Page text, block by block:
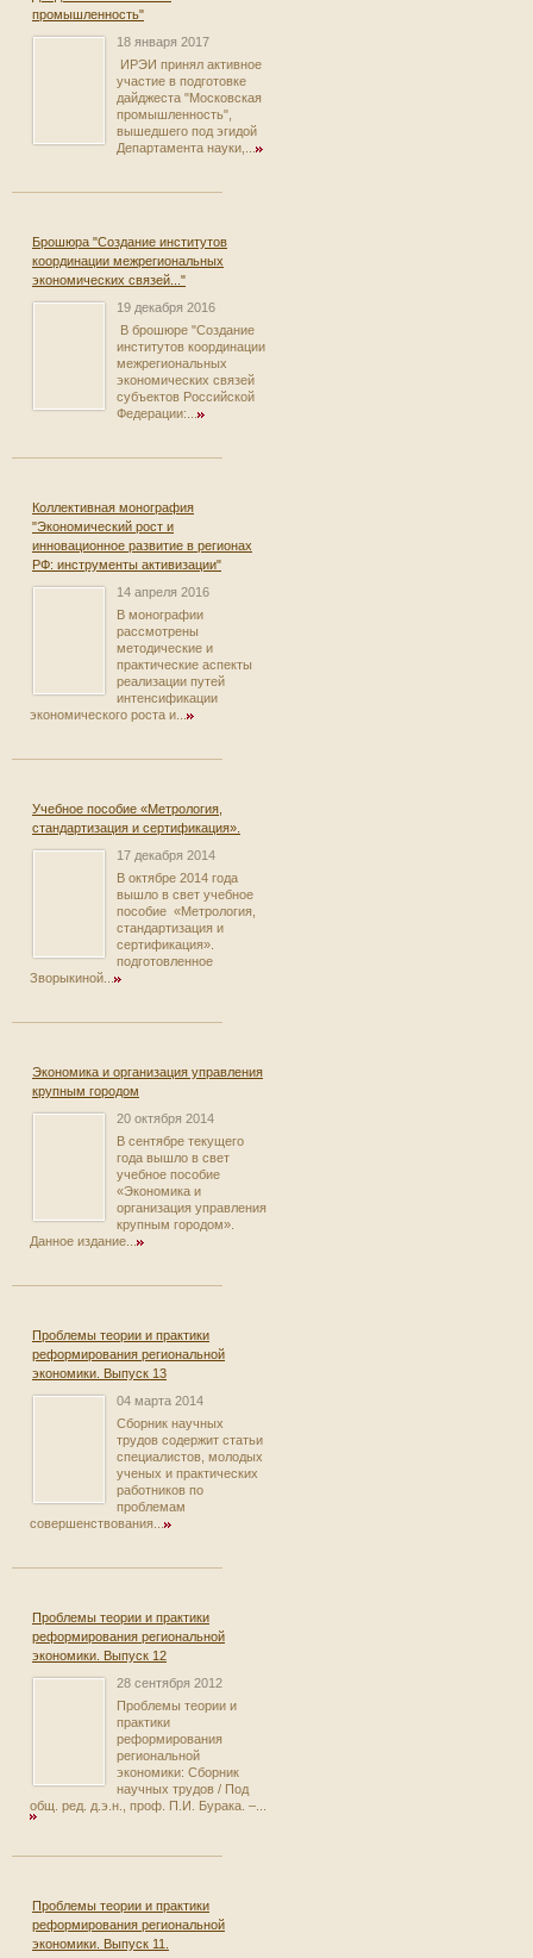
промышленность"
18 января 2017
ИРЭИ принял активное
участие в подготовке
дайджеста "Московская
промышленность",
вышедшего под эгидой
Департамента науки,...
Брошюра "Создание институтов
координации межрегиональных
экономических связей..."
19 декабря 2016
В брошюре "Создание
институтов координации
межрегиональных
экономических связей
субъектов Российской
Федерации:...
Коллективная монография
"Экономический рост и
инновационное развитие в регионах
РФ: инструменты активизации"
14 апреля 2016
В монографии
рассмотрены
методические и
практические аспекты
реализации путей
интенсификации
экономического роста и...
Учебное пособие «Метрология,
стандартизация и сертификация».
17 декабря 2014
В октябре 2014 года
вышло в свет учебное
пособие «Метрология,
стандартизация и
сертификация».
подготовленное
Зворыкиной...
Экономика и организация управления
крупным городом
20 октября 2014
В сентябре текущего
года вышло в свет
учебное пособие
«Экономика и
организация управления
крупным городом».
Данное издание...
Проблемы теории и практики
реформирования региональной
экономики. Выпуск 13
04 марта 2014
Сборник научных
трудов содержит статьи
специалистов, молодых
ученых и практических
работников по
проблемам
совершенствования...
Проблемы теории и практики
реформирования региональной
экономики. Выпуск 12
28 сентября 2012
Проблемы теории и
практики
реформирования
региональной
экономики: Сборник
научных трудов / Под
общ. ред. д.э.н., проф. П.И. Бурака. –...
Проблемы теории и практики
реформирования региональной
экономики. Выпуск 11.